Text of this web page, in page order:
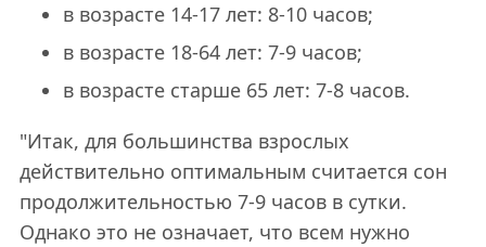
в возрасте 14-17 лет: 8-10 часов;
в возрасте 18-64 лет: 7-9 часов;
в возрасте старше 65 лет: 7-8 часов.
"Итак, для большинства взрослых
действительно оптимальным считается сон
продолжительностью 7-9 часов в сутки.
Однако это не означает, что всем нужно